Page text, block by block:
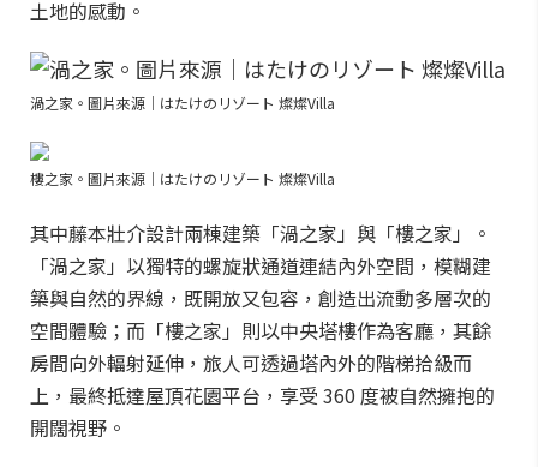
土地的感動。
渦之家。圖片來源｜はたけのリゾート 燦燦Villa
樓之家。圖片來源｜はたけのリゾート 燦燦Villa
其中藤本壯介設計兩棟建築「渦之家」與「樓之家」。
「渦之家」以獨特的螺旋狀通道連結內外空間，模糊建
築與自然的界線，既開放又包容，創造出流動多層次的
空間體驗；而「樓之家」則以中央塔樓作為客廳，其餘
房間向外輻射延伸，旅人可透過塔內外的階梯拾級而
上，最終抵達屋頂花園平台，享受 360 度被自然擁抱的
開闊視野。